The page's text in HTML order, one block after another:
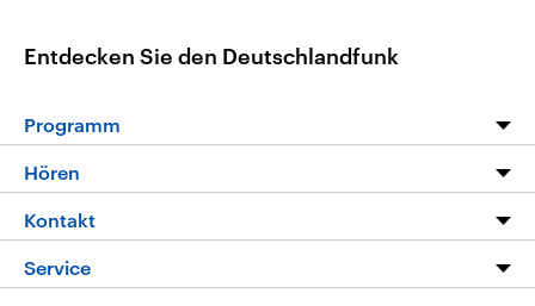
Entdecken Sie den Deutschlandfunk
Programm
Programm
Die Nachrichten
Nachrichtenleicht
Hören
Livestream
Podcasts
Kontakt
Hörerservice
Service